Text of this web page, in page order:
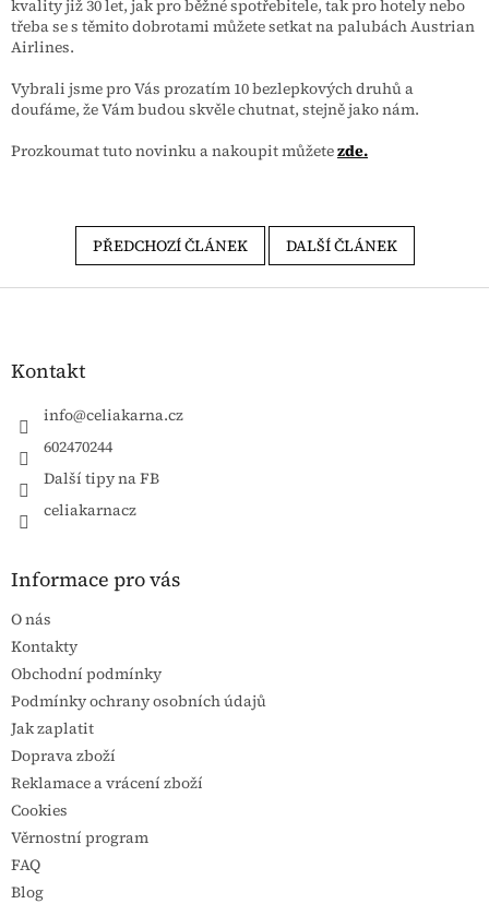
kvality již 30 let, jak pro běžné spotřebitele, tak pro hotely nebo
třeba se s těmito dobrotami můžete setkat na palubách Austrian
Airlines.
Vybrali jsme pro Vás prozatím 10 bezlepkových druhů a
doufáme, že Vám budou skvěle chutnat, stejně jako nám.
Prozkoumat tuto novinku a nakoupit můžetezde.
PŘEDCHOZÍ ČLÁNEK DALŠÍ ČLÁNEK
Zápatí
Kontakt
info@celiakarna.cz
602470244
Další tipy na FB
celiakarnacz
Informace pro vás
O nás
Kontakty
Obchodní podmínky
Podmínky ochrany osobních údajů
Jak zaplatit
Doprava zboží
Reklamace a vrácení zboží
Cookies
Věrnostní program
FAQ
Blog